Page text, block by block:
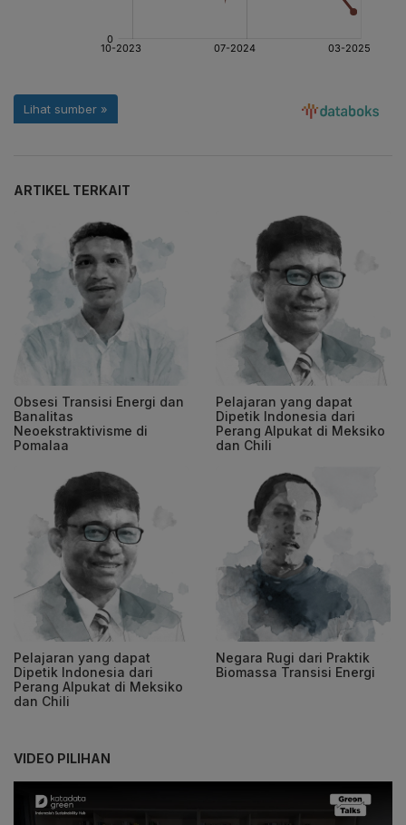
ARTIKEL TERKAIT
Obsesi Transisi Energi dan
Banalitas
Neoekstraktivisme di
Pomalaa
Pelajaran yang dapat
Dipetik Indonesia dari
Perang Alpukat di Meksiko
dan Chili
Pelajaran yang dapat
Dipetik Indonesia dari
Perang Alpukat di Meksiko
dan Chili
Negara Rugi dari Praktik
Biomassa Transisi Energi
VIDEO PILIHAN